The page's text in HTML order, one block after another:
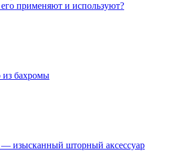
его применяют и используют?
из бахромы
— изысканный шторный аксессуар